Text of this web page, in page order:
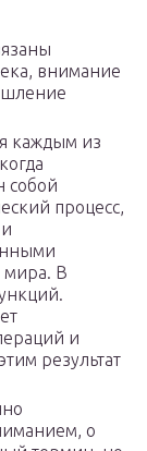
внимание
каждым из
собой
процесс,
мира. В
и
результат
о